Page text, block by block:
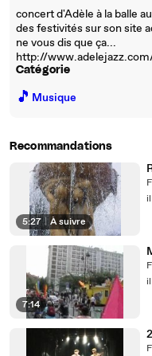
concert d'Adèle à la balle
des festivités sur son site
ne vous dis que ça...
http://
Catégorie
🎵 Musique
Recommandations
5:27 | À suivre
7:14